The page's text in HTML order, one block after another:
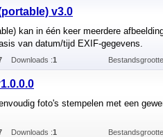
v3.0
kan in één keer meerdere
van datum/tijd EXIF-gegevens.
Downloads :1
foto's stempelen met een
Downloads :1